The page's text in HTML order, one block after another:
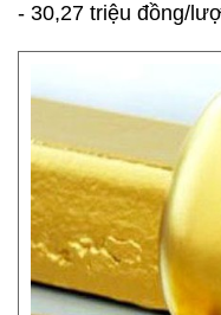
- 30,27 triệu đồng/